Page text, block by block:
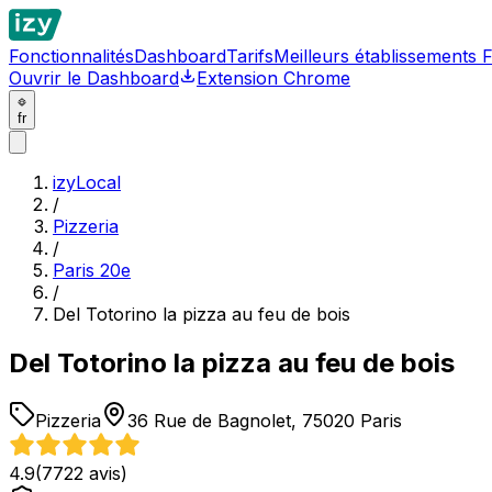
FonctionnalitésDashboardTarifsMeilleurs établissements
Ouvrir le Dashboard
Extension Chrome
fr
izyLocal
/
Pizzeria
/
Paris 20e
/
Del Totorino la pizza au feu de bois
Del Totorino la pizza au feu de bois
Pizzeria 36 Rue de Bagnolet, 75020 Paris
4.9(7722 avis)